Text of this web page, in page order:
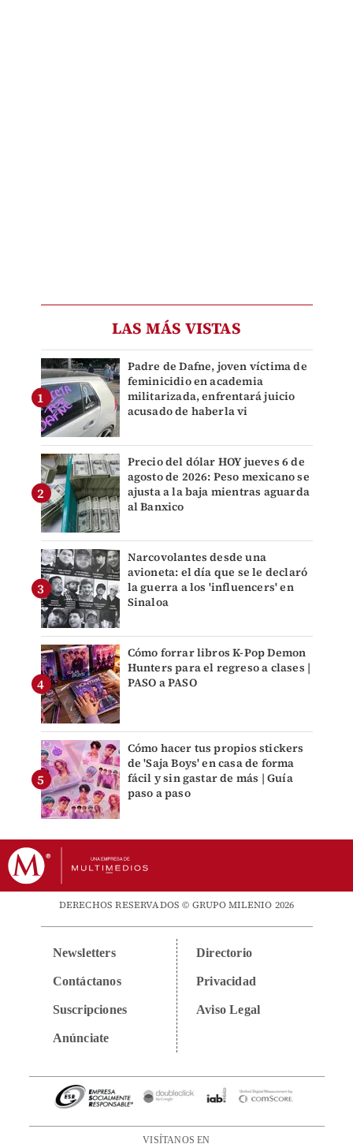
LAS MÁS VISTAS
Padre de Dafne, joven víctima de
feminicidio en academia
militarizada, enfrentará juicio
acusado de haberla vi
Precio del dólar HOY jueves 6 de
agosto de 2026: Peso mexicano se
ajusta a la baja mientras aguarda
al Banxico
Narcovolantes desde una
avioneta: el día que se le declaró
la guerra a los 'influencers' en
Sinaloa
Cómo forrar libros K-Pop Demon
Hunters para el regreso a clases |
PASO a PASO
Cómo hacer tus propios stickers
de 'Saja Boys' en casa de forma
fácil y sin gastar de más | Guía
paso a paso
DERECHOS RESERVADOS © GRUPO MILENIO 2026
Newsletters
Contáctanos
Suscripciones
Anúnciate
Directorio
Privacidad
Aviso Legal
VISÍTANOS EN